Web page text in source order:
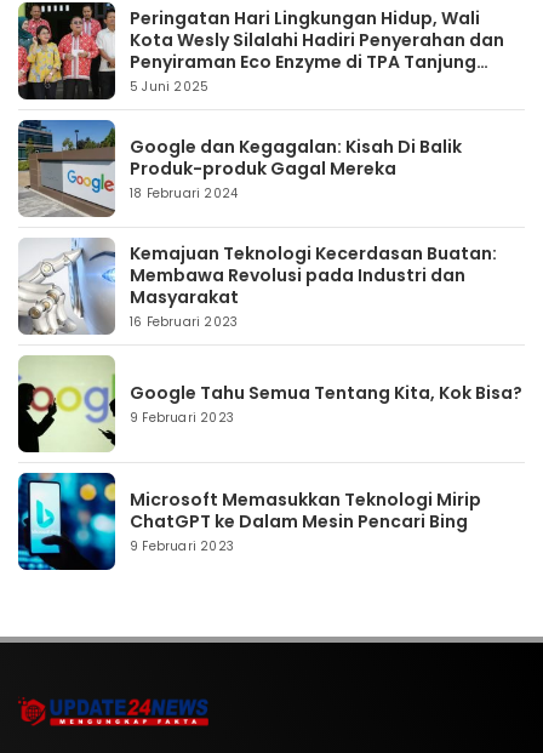
Peringatan Hari Lingkungan Hidup, Wali
Kota Wesly Silalahi Hadiri Penyerahan dan
Penyiraman Eco Enzyme di TPA Tanjung
Pinggir
5 Juni 2025
Google dan Kegagalan: Kisah Di Balik
Produk-produk Gagal Mereka
18 Februari 2024
Kemajuan Teknologi Kecerdasan Buatan:
Membawa Revolusi pada Industri dan
Masyarakat
16 Februari 2023
Google Tahu Semua Tentang Kita, Kok Bisa?
9 Februari 2023
Microsoft Memasukkan Teknologi Mirip
ChatGPT ke Dalam Mesin Pencari Bing
9 Februari 2023